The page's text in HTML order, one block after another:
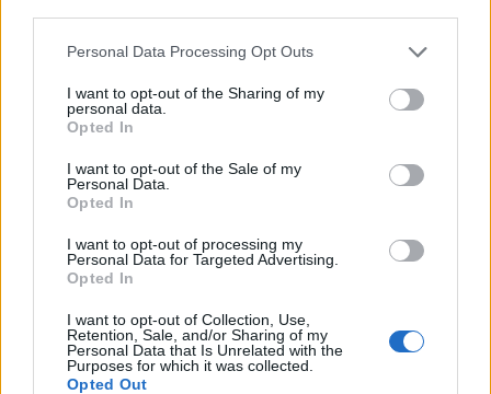
Personal Data Processing Opt Outs
I want to opt-out of the Sharing of my
personal data.
Opted In
I want to opt-out of the Sale of my
Personal Data.
Opted In
I want to opt-out of processing my
Personal Data for Targeted Advertising.
Opted In
I want to opt-out of Collection, Use,
Retention, Sale, and/or Sharing of my
Personal Data that Is Unrelated with the
Purposes for which it was collected.
Opted Out
СУДСКАТА МАФИЈА РАБОТИ
ВАКА - Судијата Вулнет Винца
е пензиониран, три дена
мистериозен мост
ДЕМОЛИРАЊЕ НА ФИЛИПЧЕ:
Мицкоски откри дека
ништо, освен за кеш
Исчезнаа десетмина
алпинисти во лавина во
Пакистан- меѓу нив и познат
Непалец